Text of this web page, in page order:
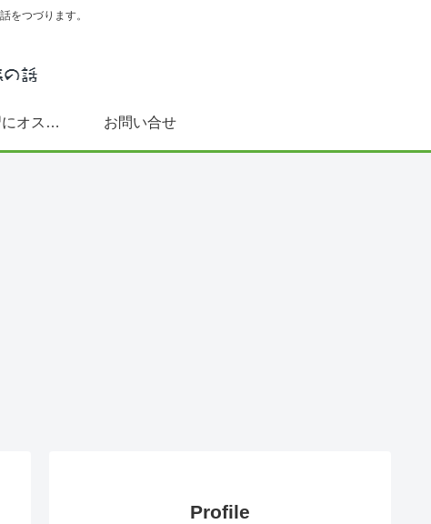
をつづります。
スペイン語学習にオススメ書籍(文法～DELE対策まで) お問い合せ
Profile